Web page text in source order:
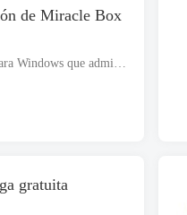
de Miracle Box
gratuita